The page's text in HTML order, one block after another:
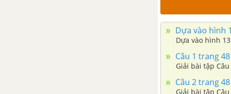
Dựa vào hình
Dựa vào hình
Câu 1 trang
Giải bài tập
Câu 2 trang
Giải bài tập